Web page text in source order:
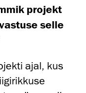
projekt
selle
ajal, kus